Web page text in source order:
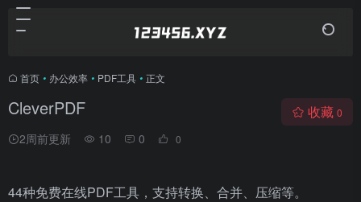
首页 • 办公效率 • PDF工具 • 正文
CleverPDF
2周前更新 10 0 0
收藏 0
44种免费在线PDF工具，支持转换、合并、压缩等。